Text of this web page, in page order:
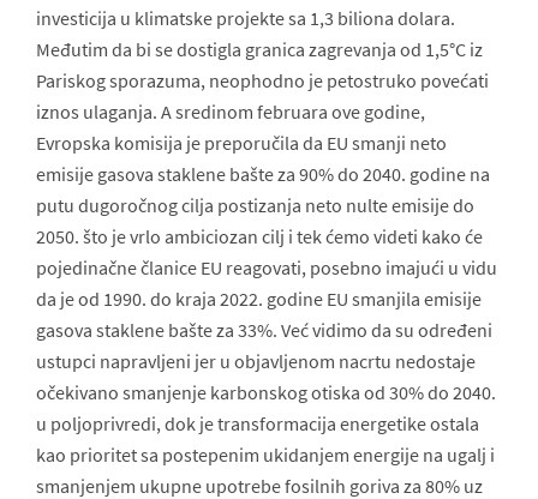
investicija u klimatske projekte sa 1,3 biliona dolara.
Međutim da bi se dostigla granica zagrevanja od 1,5°C iz
Pariskog sporazuma, neophodno je petostruko povećati
iznos ulaganja. A sredinom februara ove godine,
Evropska komisija je preporučila da EU smanji neto
emisije gasova staklene bašte za 90% do 2040. godine na
putu dugoročnog cilja postizanja neto nulte emisije do
2050. što je vrlo ambiciozan cilj i tek ćemo videti kako će
pojedinačne članice EU reagovati, posebno imajući u vidu
da je od 1990. do kraja 2022. godine EU smanjila emisije
gasova staklene bašte za 33%. Već vidimo da su određeni
ustupci napravljeni jer u objavljenom nacrtu nedostaje
očekivano smanjenje karbonskog otiska od 30% do 2040.
u poljoprivredi, dok je transformacija energetike ostala
kao prioritet sa postepenim ukidanjem energije na ugalj i
smanjenjem ukupne upotrebe fosilnih goriva za 80% uz